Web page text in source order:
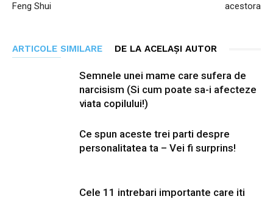
Feng Shui
acestora
ARTICOLE SIMILARE DE LA ACELAȘI AUTOR
Semnele unei mame care sufera de
narcisism (Si cum poate sa-i afecteze
viata copilului!)
Ce spun aceste trei parti despre
personalitatea ta – Vei fi surprins!
Cele 11 intrebari importante care iti